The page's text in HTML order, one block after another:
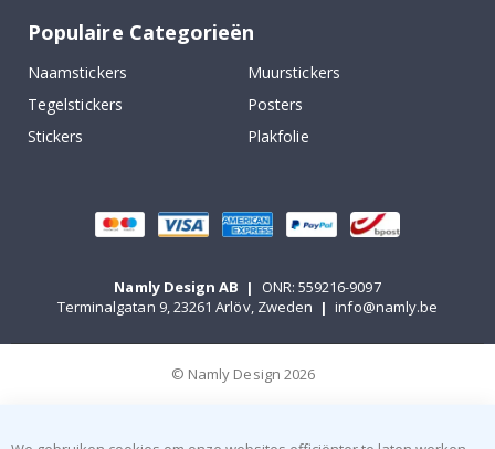
Populaire Categorieën
Naamstickers
Muurstickers
Tegelstickers
Posters
Stickers
Plakfolie
Namly Design AB |
ONR: 559216-9097
Terminalgatan 9, 23261 Arlöv, Zweden | info@namly.be
© Namly Design 2026